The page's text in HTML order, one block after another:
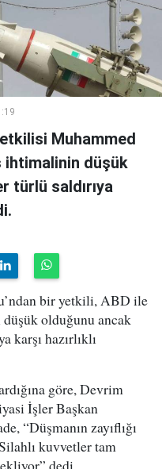
Muhammed
ihtimalinin düşük
türlü saldırıya
bir yetkili, ABD ile
olduğunu ancak
karşı hazırlıklı
göre, Devrim
İşler Başkan
“Düşmanın zayıflığı
kuvvetler tam
dedi.